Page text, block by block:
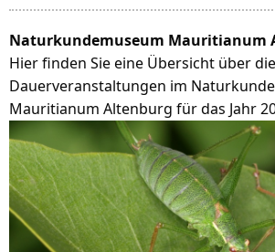
Naturkundemuseum Mauritianum
Hier finden Sie eine Übersicht über die
Dauerveranstaltungen im
Mauritianum Altenburg für das Jahr